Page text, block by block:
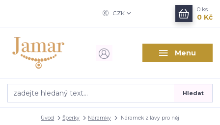
Menu
CZK
Hledat
0 ks
0 Kč
Úvod Šperky Náramky Náramek z lávy pro něj